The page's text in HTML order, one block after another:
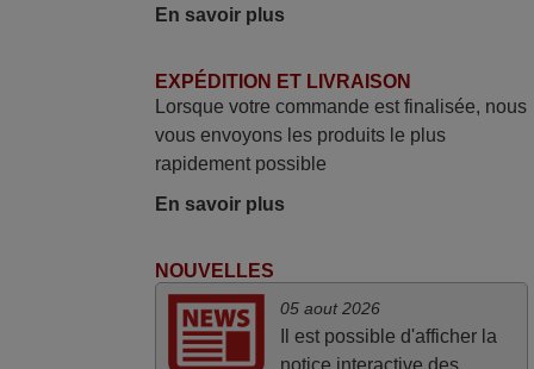
Je suis très content de cet achat. Cette
télécommande est d'une efficacité
étonnante. Alors que la télécommande
d'origine ne fonctionnait plus
(probablement le LED à changer), et que
donner une seconde vie à mes deux
Panasonic haut de gamme des années
90
En savoir plus
EXPÉDITION ET LIVRAISON
Lorsque votre commande est finalisée, nous
vous envoyons les produits le plus
rapidement possible
En savoir plus
NOUVELLES
05 aout 2026
Il est possible d'afficher la